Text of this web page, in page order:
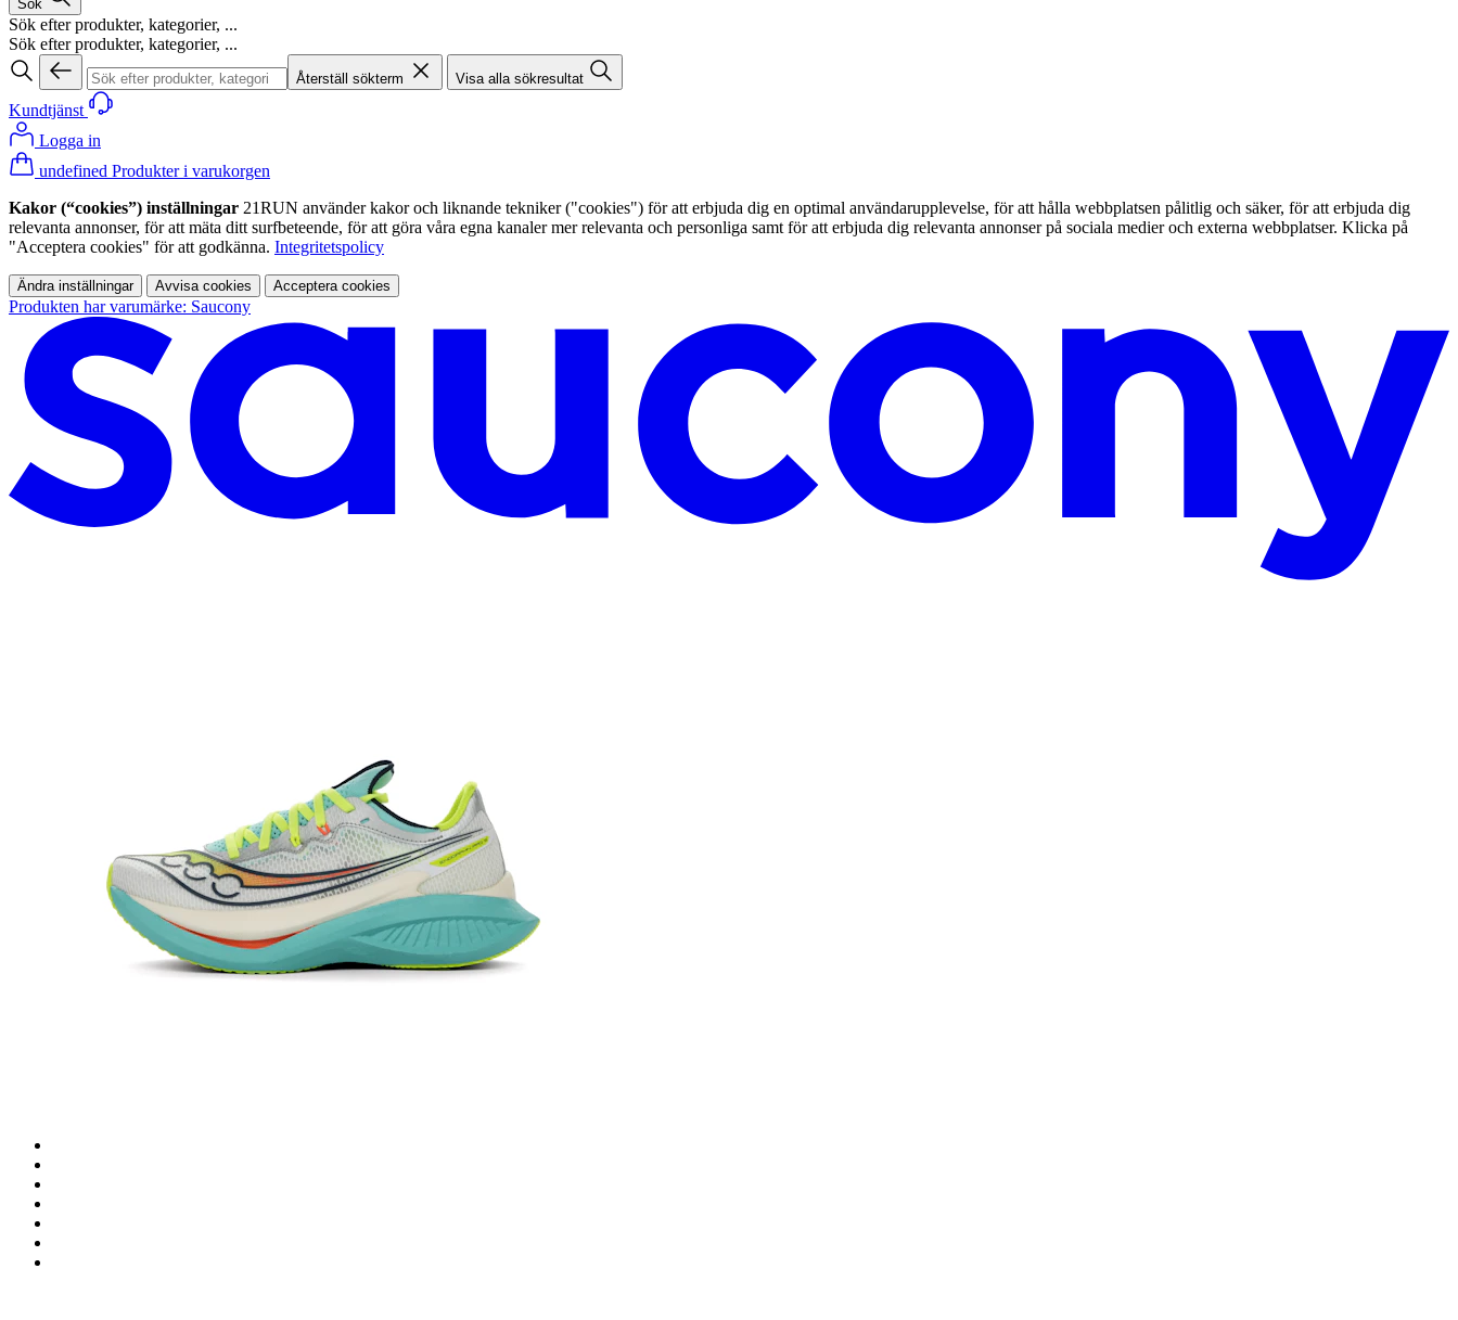
Sök
Sök efter produkter, kategorier, ...
Sök efter produkter, kategorier, ...
Återställ sökterm Visa alla sökresultat
Kundtjänst
Logga in
undefined Produkter i varukorgen
Kakor (“cookies”) inställningar 21RUN använder kakor och liknande tekniker ("cookies") för att erbjuda dig en optimal användarupplevelse, för att hålla webbplatsen pålitlig och säker, för att erbjuda dig
relevanta annonser, för att mäta ditt surfbeteende, för att göra våra egna kanaler mer relevanta och personliga samt för att erbjuda dig relevanta annonser på sociala medier och externa webbplatser. Klicka på
"Acceptera cookies" för att godkänna. Integritetspolicy
Ändra inställningar Avvisa cookies Acceptera cookies
Produkten har varumärke: Saucony